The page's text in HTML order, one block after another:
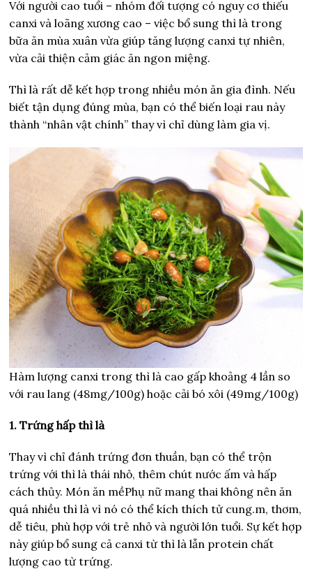
Với người cao tuổi – nhóm đối tượng có nguy cơ thiếu
canxi và loãng xương cao – việc bổ sung thì là trong
bữa ăn mùa xuân vừa giúp tăng lượng canxi tự nhiên,
vừa cải thiện cảm giác ăn ngon miệng.
Thì là rất dễ kết hợp trong nhiều món ăn gia đình. Nếu
biết tận dụng đúng mùa, bạn có thể biến loại rau này
thành “nhân vật chính” thay vì chỉ dùng làm gia vị.
Hàm lượng canxi trong thì là cao gấp khoảng 4 lần so
với rau lang (48mg/100g) hoặc cải bó xôi (49mg/100g)
1. Trứng hấp thì là
Thay vì chỉ đánh trứng đơn thuần, bạn có thể trộn
trứng với thì là thái nhỏ, thêm chút nước ấm và hấp
cách thủy. Món ăn mềPhụ nữ mang thai không nên ăn
quá nhiều thì là vì nó có thể kích thích tử cung.m, thơm,
dễ tiêu, phù hợp với trẻ nhỏ và người lớn tuổi. Sự kết hợp
này giúp bổ sung cả canxi từ thì là lẫn protein chất
lượng cao từ trứng.